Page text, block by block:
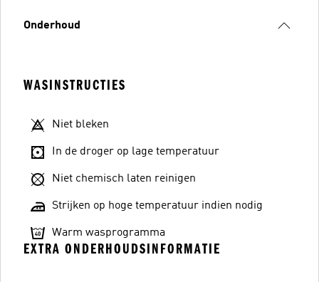
Onderhoud
WASINSTRUCTIES
Niet bleken
In de droger op lage temperatuur
Niet chemisch laten reinigen
Strijken op hoge temperatuur indien nodig
Warm wasprogramma
EXTRA ONDERHOUDSINFORMATIE